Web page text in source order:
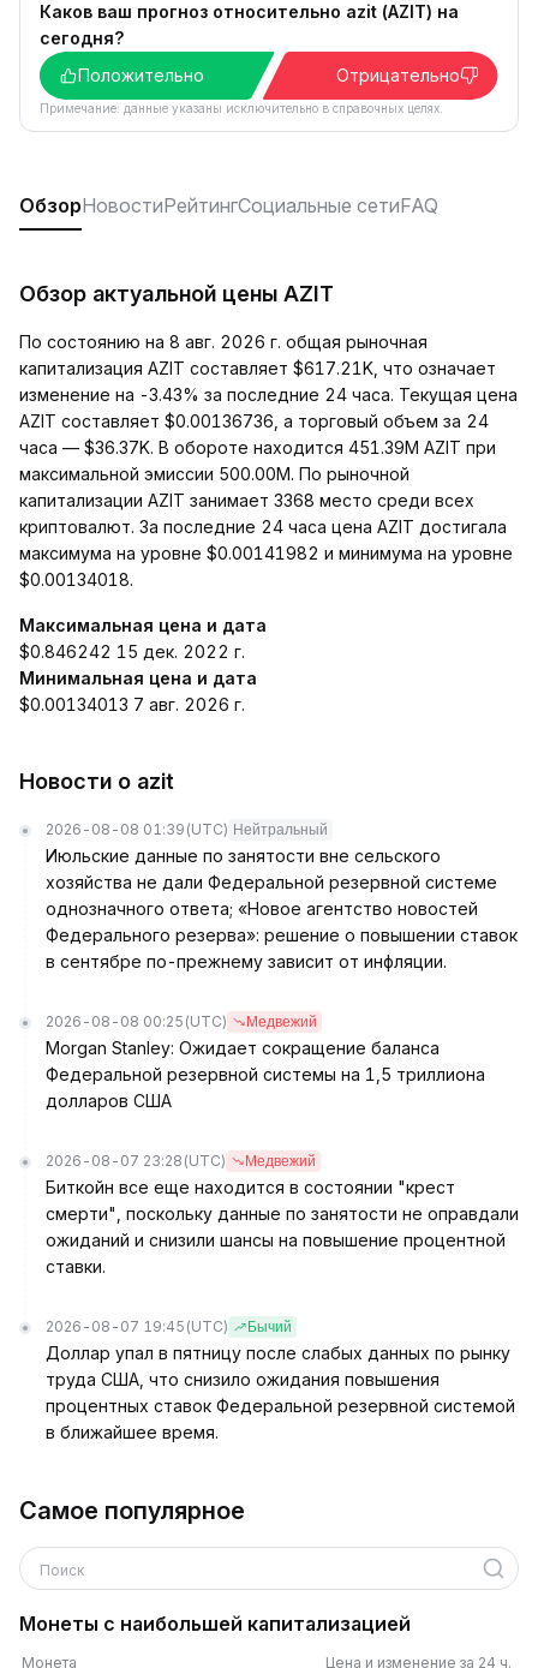
Каков ваш прогноз относительно azit (AZIT) на
сегодня?
Положительно
Отрицательно
Примечание: данные указаны исключительно в справочных целях.
ОбзорНовостиРейтингСоциальные сетиFAQ
Обзор актуальной цены AZIT
По состоянию на 8 авг. 2026 г. общая рыночная
капитализация AZIT составляет $617.21K, что означает
изменение на -3.43% за последние 24 часа. Текущая цена
AZIT составляет $0.00136736, а торговый объем за 24
часа — $36.37K. В обороте находится 451.39M AZIT при
максимальной эмиссии 500.00M. По рыночной
капитализации AZIT занимает 3368 место среди всех
криптовалют. За последние 24 часа цена AZIT достигала
максимума на уровне $0.00141982 и минимума на уровне
$0.00134018.
Максимальная цена и дата
$0.846242 15 дек. 2022 г.
Минимальная цена и дата
$0.00134013 7 авг. 2026 г.
Новости о azit
2026-08-08 01:39 (UTC) Нейтральный
Июльские данные по занятости вне сельского
хозяйства не дали Федеральной резервной системе
однозначного ответа; «Новое агентство новостей
Федерального резерва»: решение о повышении ставок
в сентябре по-прежнему зависит от инфляции.
2026-08-08 00:25 (UTC) Медвежий
Morgan Stanley: Ожидает сокращение баланса
Федеральной резервной системы на 1,5 триллиона
долларов США
2026-08-07 23:28 (UTC) Медвежий
Биткойн все еще находится в состоянии "крест
смерти", поскольку данные по занятости не оправдали
ожиданий и снизили шансы на повышение процентной
ставки.
2026-08-07 19:45 (UTC) Бычий
Доллар упал в пятницу после слабых данных по рынку
труда США, что снизило ожидания повышения
процентных ставок Федеральной резервной системой
в ближайшее время.
Самое популярное
Поиск
Монеты с наибольшей капитализацией
Монета Цена и изменение за 24 ч.